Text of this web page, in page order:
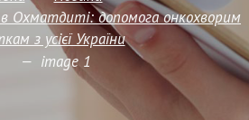
в Охматдиті: допомога онкохворим
з усієї України
— image 1